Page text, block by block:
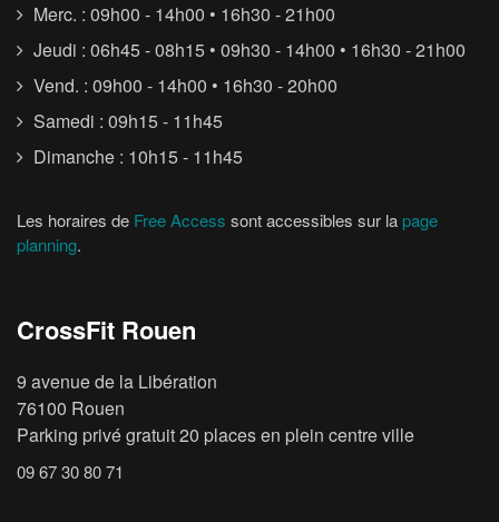
Merc. : 09h00 - 14h00 • 16h30 - 21h00
Jeudi : 06h45 - 08h15 • 09h30 - 14h00 • 16h30 - 21h00
Vend. : 09h00 - 14h00 • 16h30 - 20h00
Samedi : 09h15 - 11h45
Dimanche : 10h15 - 11h45
Les horaires de Free Access sont accessibles sur la page
planning.
CrossFit Rouen
9 avenue de la Libération
76100 Rouen
Parking privé gratuit 20 places en plein centre ville
09 67 30 80 71